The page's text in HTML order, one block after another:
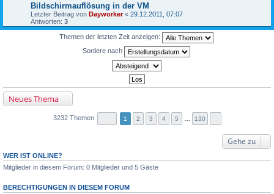
Bildschirmauflösung in der VM
Letzter Beitrag von Dayworker« 29.12.2011, 07:07
Antworten: 3
Themen der letzten Zeit anzeigen:
Sortiere nach
Neues Thema
3232 Themen 1 2 3 4 5 130
Gehe zu
WER IST ONLINE?
Mitglieder in diesem Forum: 0 Mitglieder und 5 Gäste
BERECHTIGUNGEN IN DIESEM FORUM